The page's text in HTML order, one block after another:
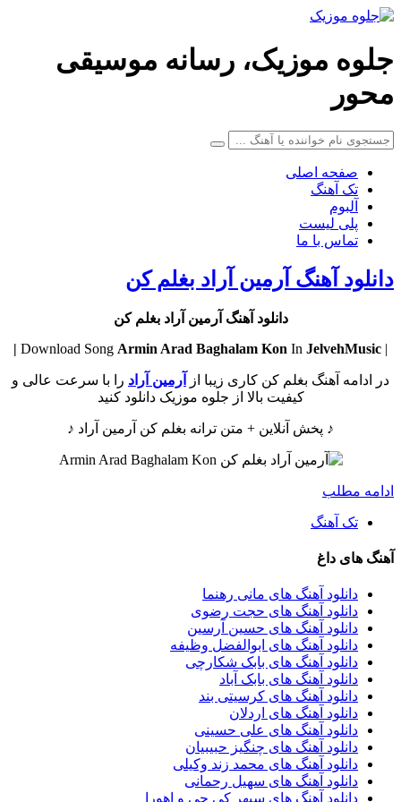
جلوه موزیک، رسانه موسیقی
محور
صفحه اصلی
تک آهنگ
آلبوم
پلی لیست
تماس با ما
دانلود آهنگ آرمین آراد بغلم کن
دانلود آهنگ آرمین آراد بغلم کن
| Download Song
Armin Arad Baghalam Kon In JelvehMusic |
در ادامه آهنگ بغلم کن کاری زیبا از آرمین آراد را با سرعت عالی و
کیفیت بالا از جلوه موزیک دانلود کنید
♪ پخش آنلاین + متن ترانه بغلم کن آرمین آراد ♪
ادامه مطلب
تک آهنگ
آهنگ های داغ
دانلود آهنگ های مانی رهنما
دانلود آهنگ های حجت رضوی
دانلود آهنگ های حسین آرسین
دانلود آهنگ های ابوالفضل وظیفه
دانلود آهنگ های بابک شکارچی
دانلود آهنگ های بابک آباد
دانلود آهنگ های کرسیتی بند
دانلود آهنگ های اردلان
دانلود آهنگ های علی حسینی
دانلود آهنگ های چنگیز حبیبیان
دانلود آهنگ های محمد زند وکیلی
دانلود آهنگ های سهیل رحمانی
دانلود آهنگ های سپهر کی جی و اهورا